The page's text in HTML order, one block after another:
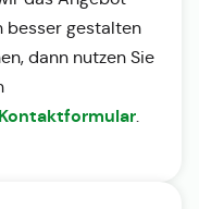
besser gestalten
dann nutzen Sie
Kontaktformular.